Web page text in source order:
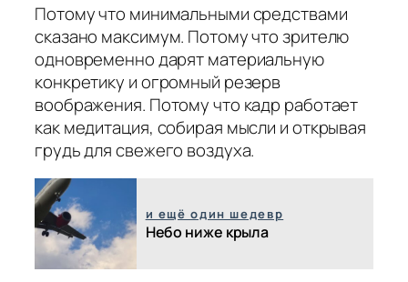
Потому что минимальными средствами
сказано максимум. Потому что зрителю
одновременно дарят материальную
конкретику и огромный резерв
воображения. Потому что кадр работает
как медитация, собирая мысли и открывая
грудь для свежего воздуха.
и ещё один шедевр
Небо ниже крыла